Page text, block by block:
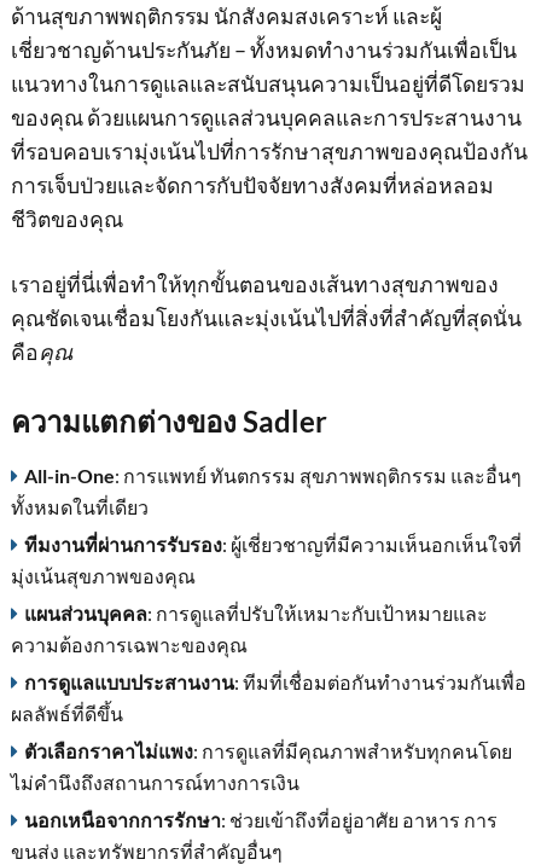
ด้านสุขภาพพฤติกรรม นักสังคมสงเคราะห์ และผู้
เชี่ยวชาญด้านประกันภัย – ทั้งหมดทํางานร่วมกันเพื่อเป็น
แนวทางในการดูแลและสนับสนุนความเป็นอยู่ที่ดีโดยรวม
ของคุณ ด้วยแผนการดูแลส่วนบุคคลและการประสานงาน
ที่รอบคอบเรามุ่งเน้นไปที่การรักษาสุขภาพของคุณป้องกัน
การเจ็บป่วยและจัดการกับปัจจัยทางสังคมที่หล่อหลอม
ชีวิตของคุณ
เราอยู่ที่นี่เพื่อทําให้ทุกขั้นตอนของเส้นทางสุขภาพของ
คุณชัดเจนเชื่อมโยงกันและมุ่งเน้นไปที่สิ่งที่สําคัญที่สุดนั่น
คือคุณ
ความแตกต่างของ Sadler
All-in-One: การแพทย์ ทันตกรรม สุขภาพพฤติกรรม และอื่นๆ
ทั้งหมดในที่เดียว
ทีมงานที่ผ่านการรับรอง: ผู้เชี่ยวชาญที่มีความเห็นอกเห็นใจที่
มุ่งเน้นสุขภาพของคุณ
แผนส่วนบุคคล: การดูแลที่ปรับให้เหมาะกับเป้าหมายและ
ความต้องการเฉพาะของคุณ
การดูแลแบบประสานงาน: ทีมที่เชื่อมต่อกันทํางานร่วมกันเพื่อ
ผลลัพธ์ที่ดีขึ้น
ตัวเลือกราคาไม่แพง: การดูแลที่มีคุณภาพสําหรับทุกคนโดย
ไม่คํานึงถึงสถานการณ์ทางการเงิน
นอกเหนือจากการรักษา: ช่วยเข้าถึงที่อยู่อาศัย อาหาร การ
ขนส่ง และทรัพยากรที่สําคัญอื่นๆ